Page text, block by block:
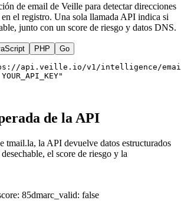
de email de Veille para detectar direcciones
en el registro. Una sola llamada API indica si
junto con un score de riesgo y datos DNS.
PHP Go
api.veille.io/v1/intelligence/
de la API
tmail.la, la API devuelve datos estructurados
el score de riesgo y la
: 85dmarc_valid: false